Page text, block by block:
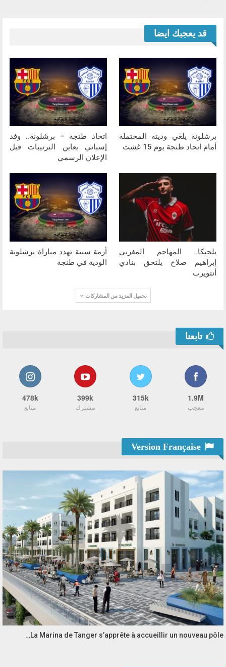
قد يعجبك ايضا
برشلونة يلغي وديته المحتملة
أمام اتحاد طنجة يوم 15 غشت
اتحاد طنجة – برشلونة.. وفد
إسباني يعاين الترتيبات قبل
الإعلان الرسمي
بلجيكا.. المهاجم المغربي
إبراهيم صلاح يلتحق بنادي
أنتويرب
أزمة سبتة تهدد مباراة برشلونة
الودية في طنجة
تحميل المزيد من المشاركات
تابعنا
1.9M
معجب
315k
متابع
399k
مشترك
478k
متابع
La Marina de Tanger s’apprête à accueillir un nouveau pôle…